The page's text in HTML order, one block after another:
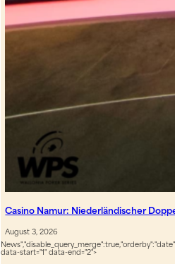
Casino Namur: Niederländischer
August 3, 2026
data-start="1" data-end="2">